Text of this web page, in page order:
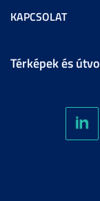
KAPCSOLAT
Térképek és